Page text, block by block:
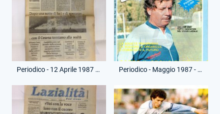
Periodico - 12 Aprile 1987 - Lazialità - Lazio-Cesena Periodico - Maggio 1987 - Super Lazio